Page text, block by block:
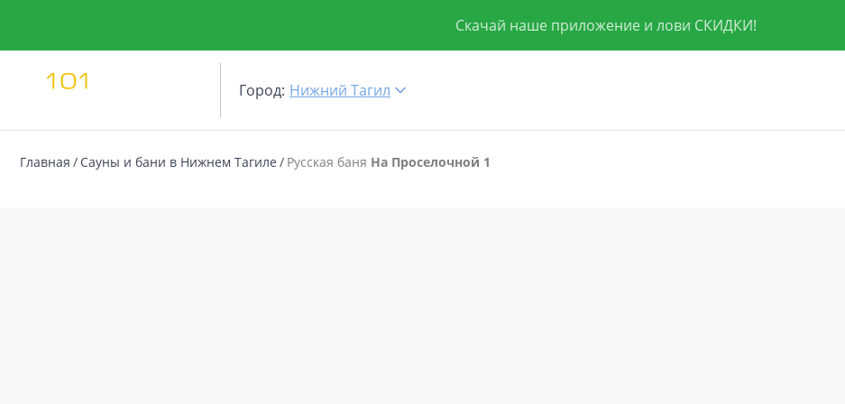
Скачай наше приложение и лови СКИДКИ!
Город: Нижний Тагил
Главная Сауны и бани в Нижнем Тагиле Русская баня На Проселочной 1